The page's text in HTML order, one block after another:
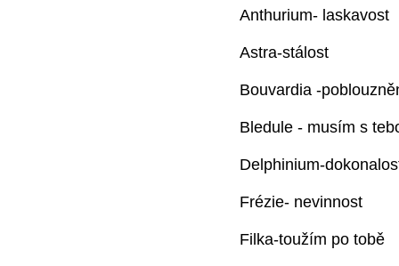
Anthurium- laskavost
Astra-stálost
Bouvardia -
Bledule - musím s
Delphinium-
Frézie- nevinnost
Filka-toužím po tobě